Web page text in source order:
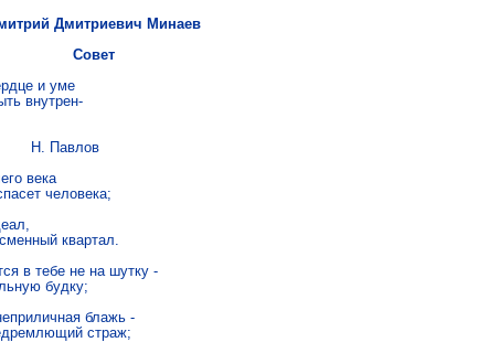
Дмитриевич Минаев
Совет
и уме
внутрен-
Н. Павлов
века
человека;
квартал.
в тебе не на шутку -
будку;
блажь -
страж;